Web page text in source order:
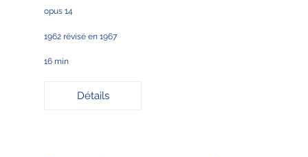
opus 14
1962 révisé en 1967
16 min
Détails